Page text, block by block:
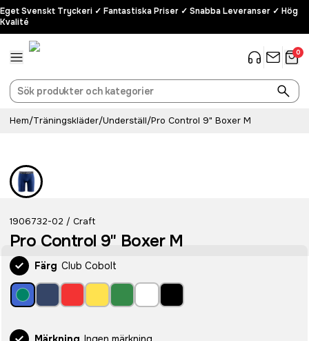
Eget Svenskt Tryckeri ✓ Fantastiska Priser ✓ Snabba Leveranser ✓ Hög
Kvalité
0
Hem/Träningskläder/Underställ/Pro Control 9" Boxer M
1906732-02 / Craft
Pro Control 9" Boxer M
Färg Club Cobolt